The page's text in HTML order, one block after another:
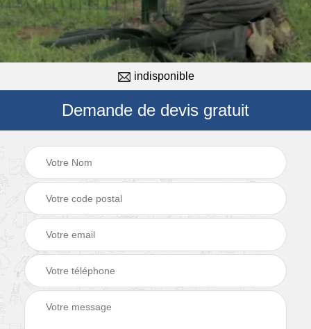
indisponible
Demande de devis gratuit